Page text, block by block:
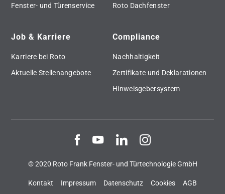
Fenster- und Türenservice
Roto Dachfenster
Job & Karriere
Karriere bei Roto
Aktuelle Stellenangebote
Compliance
Nachhaltigkeit
Zertifikate und Deklarationen
Hinweisgebersystem
© 2020 Roto Frank Fenster- und Türtechnologie GmbH
Kontakt Impressum Datenschutz Cookies AGB